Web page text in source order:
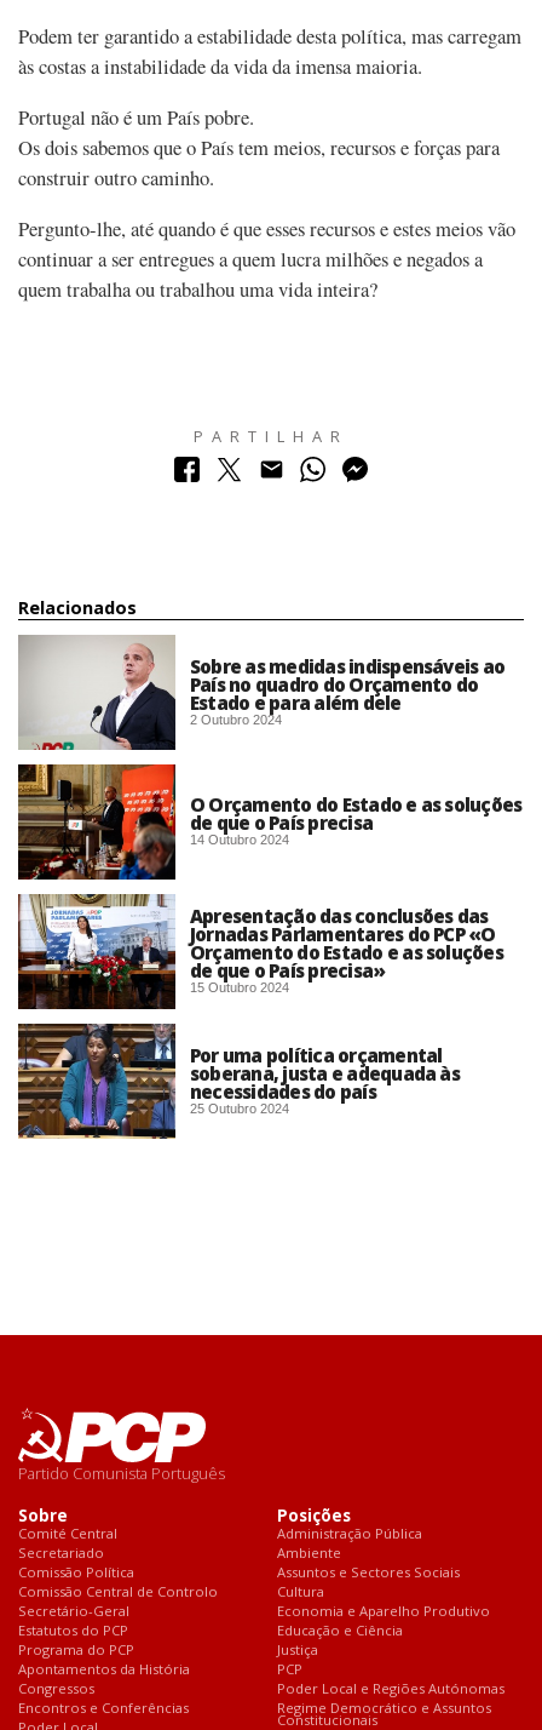
Podem ter garantido a estabilidade desta política, mas carregam
às costas a instabilidade da vida da imensa maioria.
Portugal não é um País pobre.
Os dois sabemos que o País tem meios, recursos e forças para
construir outro caminho.
Pergunto-lhe, até quando é que esses recursos e estes meios vão
continuar a ser entregues a quem lucra milhões e negados a
quem trabalha ou trabalhou uma vida inteira?
PARTILHAR
Relacionados
Sobre as medidas indispensáveis ao
País no quadro do Orçamento do
Estado e para além dele
2 Outubro 2024
O Orçamento do Estado e as soluções
de que o País precisa
14 Outubro 2024
Apresentação das conclusões das
Jornadas Parlamentares do PCP «O
Orçamento do Estado e as soluções
de que o País precisa»
15 Outubro 2024
Por uma política orçamental
soberana, justa e adequada às
necessidades do país
25 Outubro 2024
Partido Comunista Português
Sobre
Comité Central
Secretariado
Comissão Política
Comissão Central de Controlo
Secretário-Geral
Estatutos do PCP
Programa do PCP
Apontamentos da História
Congressos
Encontros e Conferências
Posições
Administração Pública
Ambiente
Assuntos e Sectores Sociais
Cultura
Economia e Aparelho Produtivo
Educação e Ciência
Justiça
PCP
Poder Local e Regiões Autónomas
Regime Democrático e Assuntos
Constitucionais